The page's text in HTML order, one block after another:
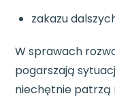
zakazu
W sprawach
pogarszają
niechętnie patrzą